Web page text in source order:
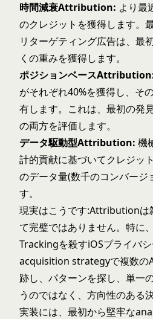
時間減衰Attribution: より最
のクレジットを獲得します。
リターゲティング広告は、最
くの重みを獲得します。
ポジションベース
がそれぞれ40%を獲得し、そ
有します。これは、最初の発
の両方を評価します。
データ駆動型Attribution: 機
計的貢献に基づいてクレジッ
のデータ量(数千のコンバージ
す。
現実はこうです:Attributionは
て完璧ではありません。特に
Trackingを殺すiOSプライバシ
acquisition strategyで複数
跡し、パターンを探し、単一
うのではなく、方向性のある
実装には、最初から堅牢な